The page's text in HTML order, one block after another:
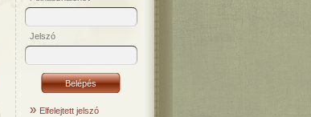
Jelszó
» Elfelejtett jelszó